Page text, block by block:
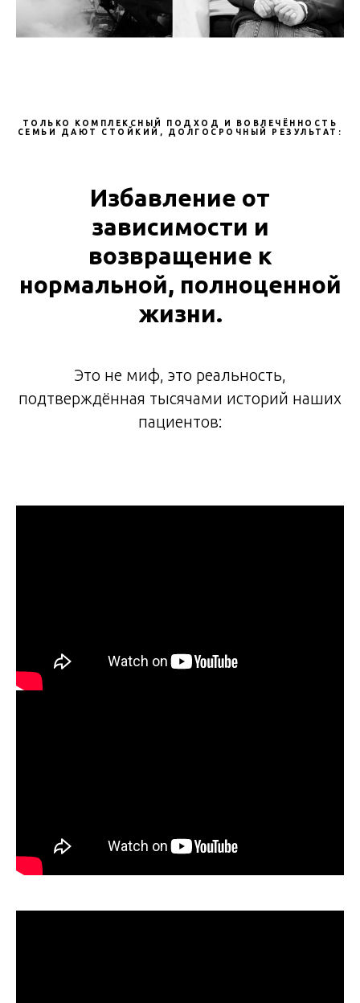
ТОЛЬКО КОМПЛЕКСНЫЙ ПОДХОД И ВОВЛЕЧЁННОСТЬ
СЕМЬИ ДАЮТ СТОЙКИЙ, ДОЛГОСРОЧНЫЙ РЕЗУЛЬТАТ:
Избавление от
зависимости и
возвращение к
нормальной, полноценной
жизни.
Это не миф, это реальность,
подтверждённая тысячами историй наших
пациентов: